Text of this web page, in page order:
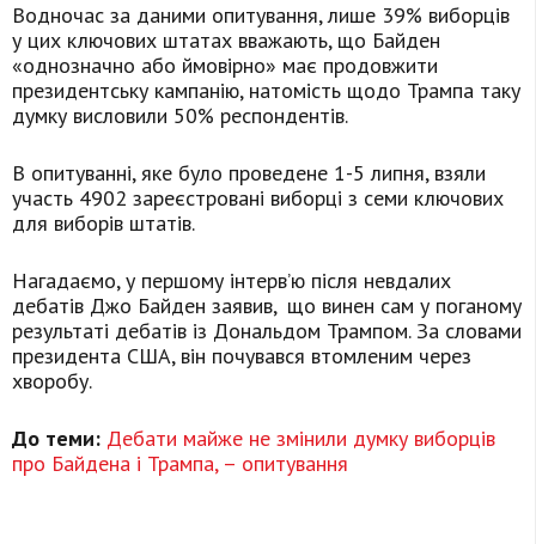
Водночас за даними опитування, лише 39% виборців
у цих ключових штатах вважають, що Байден
«однозначно або ймовірно» має продовжити
президентську кампанію, натомість щодо Трампа таку
думку висловили 50% респондентів.
В опитуванні, яке було проведене 1-5 липня, взяли
участь 4902 зареєстровані виборці з семи ключових
для виборів штатів.
Нагадаємо, у першому інтерв’ю після невдалих
дебатів Джо Байден заявив, що винен сам у поганому
результаті дебатів із Дональдом Трампом. За словами
президента США, він почувався втомленим через
хворобу.
До теми: Дебати майже не змінили думку виборців
про Байдена і Трампа, – опитування